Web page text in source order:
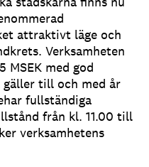
attraktivt läge och
Verksamheten
MSEK med god
till och med år
fullständiga
från kl. 11.00 till
verksamhetens